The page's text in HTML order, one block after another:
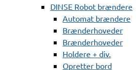
DINSE Robot brændere
Automat brændere
Brænderhoveder
Brænderhoveder
Holdere + div.
Opretter bord